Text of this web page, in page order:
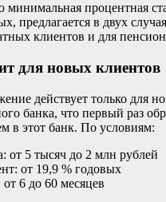
процентная
предлагается в двух
клиентов и для
для новых клиентов
действует только для
банка, что первый раз
в этот банк. По условиям:
от 5 тысяч до 2 млн рублей
от 19,9 % годовых
6 до 60 месяцев